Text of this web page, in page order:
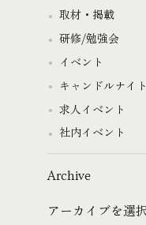
取材・掲載
研修/勉強会
イベント
キャンドルナイト
求人イベント
社内イベント
Archive